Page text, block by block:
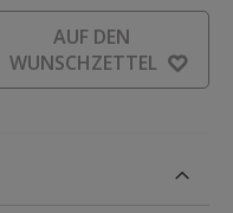
AUF DEN
WUNSCHZETTEL